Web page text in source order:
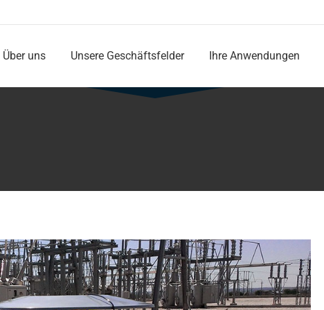
Über uns Unsere Geschäftsfelder Ihre Anwendungen
Über uns Unsere Geschäftsfelder Ihre Anwendungen